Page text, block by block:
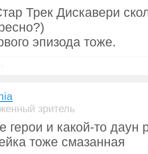
Трек Дискавери
эпизода тоже.
зритель
герои и какой-то даун
тоже смазанная